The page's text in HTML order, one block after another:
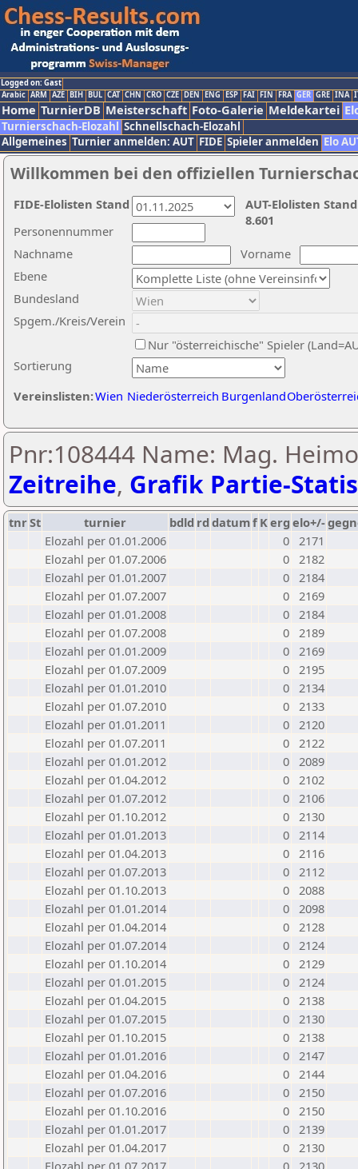
Logged on: Gast
Arabic ARM AZE BIH BUL CAT CHN CRO CZE DEN ENG ESP FAI FIN FRA GER GRE INA
Home TurnierDB Meisterschaft Foto-Galerie Meldekartei
Turnierschach-Elozahl Schnellschach-Elozahl
Allgemeines Turnier anmelden: AUT FIDE Spieler anmelden Elo
Willkommen bei den offiziellen
Nachname
Vorname
Ebene
Sortierung
Personennummer
Bundesland
Spgem./Kreis/Verein
Nur "österreichische" Spieler
Vereinslisten:Wien Niederösterreich Burgenland
AUT-Elolisten
8.601
FIDE-Elolisten Stand
Pnr:108444 Name: Mag.
Zeitreihe, Grafik Partie-
tnrSt turnier bdld rd datumf Kerg elo+/-
Elozahl per 01.01.2006
0 2171
Elozahl per 01.07.2006
0 2182
Elozahl per 01.01.2007
0 2184
Elozahl per 01.07.2007
0 2169
Elozahl per 01.01.2008
0 2184
Elozahl per 01.07.2008
0 2189
Elozahl per 01.01.2009
0 2169
Elozahl per 01.07.2009
0 2195
Elozahl per 01.01.2010
0 2134
Elozahl per 01.07.2010
0 2133
Elozahl per 01.01.2011
0 2120
Elozahl per 01.07.2011
0 2122
Elozahl per 01.01.2012
0 2089
Elozahl per 01.04.2012
0 2102
Elozahl per 01.07.2012
0 2106
Elozahl per 01.10.2012
0 2130
Elozahl per 01.01.2013
0 2114
Elozahl per 01.04.2013
0 2116
Elozahl per 01.07.2013
0 2112
Elozahl per 01.10.2013
0 2088
Elozahl per 01.01.2014
0 2098
Elozahl per 01.04.2014
0 2128
Elozahl per 01.07.2014
0 2124
Elozahl per 01.10.2014
0 2129
Elozahl per 01.01.2015
0 2124
Elozahl per 01.04.2015
0 2138
Elozahl per 01.07.2015
0 2130
Elozahl per 01.10.2015
0 2138
Elozahl per 01.01.2016
0 2147
Elozahl per 01.04.2016
0 2144
Elozahl per 01.07.2016
0 2150
Elozahl per 01.10.2016
0 2150
Elozahl per 01.01.2017
0 2139
Elozahl per 01.04.2017
0 2130
Elozahl per 01.07.2017
0 2130